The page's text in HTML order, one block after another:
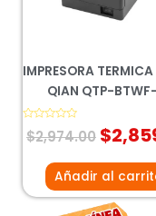
IMPRESORA
QIAN QTP-
Valorado
con
$2,974.00 $
Añadir al